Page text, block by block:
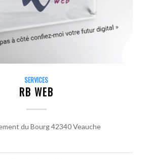
SERVICES
RB WEB
du Bourg 42340 Veauche